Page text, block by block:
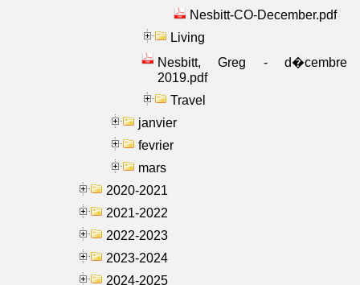
Nesbitt-CO-December.pdf
Living
Nesbitt, Greg - d�cembre
2019.pdf
Travel
janvier
fevrier
mars
2020-2021
2021-2022
2022-2023
2023-2024
2024-2025